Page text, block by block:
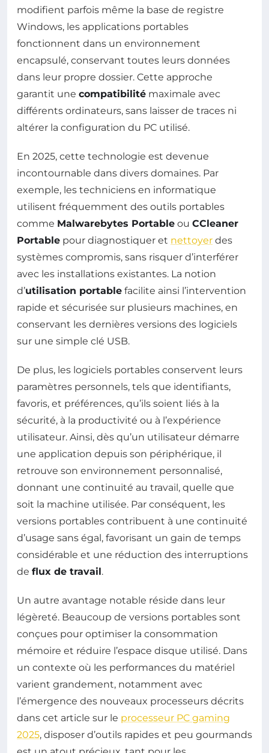
modifient parfois même la base de registre
Windows, les applications portables
fonctionnent dans un environnement
encapsulé, conservant toutes leurs données
dans leur propre dossier. Cette approche
garantit une compatibilité maximale avec
différents ordinateurs, sans laisser de traces ni
altérer la configuration du PC utilisé.
En 2025, cette technologie est devenue
incontournable dans divers domaines. Par
exemple, les techniciens en informatique
utilisent fréquemment des outils portables
comme Malwarebytes Portable ou CCleaner
Portable pour diagnostiquer et nettoyer des
systèmes compromis, sans risquer d’interférer
avec les installations existantes. La notion
d’utilisation portable facilite ainsi l’intervention
rapide et sécurisée sur plusieurs machines, en
conservant les dernières versions des logiciels
sur une simple clé USB.
De plus, les logiciels portables conservent leurs
paramètres personnels, tels que identifiants,
favoris, et préférences, qu’ils soient liés à la
sécurité, à la productivité ou à l’expérience
utilisateur. Ainsi, dès qu’un utilisateur démarre
une application depuis son périphérique, il
retrouve son environnement personnalisé,
donnant une continuité au travail, quelle que
soit la machine utilisée. Par conséquent, les
versions portables contribuent à une continuité
d’usage sans égal, favorisant un gain de temps
considérable et une réduction des interruptions
de flux de travail.
Un autre avantage notable réside dans leur
légèreté. Beaucoup de versions portables sont
conçues pour optimiser la consommation
mémoire et réduire l’espace disque utilisé. Dans
un contexte où les performances du matériel
varient grandement, notamment avec
l’émergence des nouveaux processeurs décrits
dans cet article sur le processeur PC gaming
2025, disposer d’outils rapides et peu gourmands